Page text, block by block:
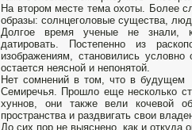
На втором месте тема охоты. Более
образы: солнцеголовые существа,
Долгое время ученые не знали,
датировать. Постепенно из
изображениям, становились
остается неясной и непонятой.
Нет сомнений в том, что в будущем
Семиречья. Прошло еще несколько
хуннов, они также вели кочевой
пространства и раздвигать свои
До сих пор не выяснено, как и откуда